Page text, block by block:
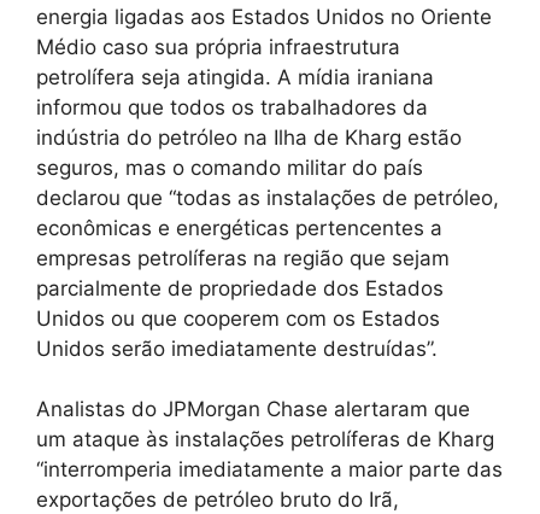
energia ligadas aos Estados Unidos no Oriente
Médio caso sua própria infraestrutura
petrolífera seja atingida. A mídia iraniana
informou que todos os trabalhadores da
indústria do petróleo na Ilha de Kharg estão
seguros, mas o comando militar do país
declarou que “todas as instalações de petróleo,
econômicas e energéticas pertencentes a
empresas petrolíferas na região que sejam
parcialmente de propriedade dos Estados
Unidos ou que cooperem com os Estados
Unidos serão imediatamente destruídas”.
Analistas do JPMorgan Chase alertaram que
um ataque às instalações petrolíferas de Kharg
“interromperia imediatamente a maior parte das
exportações de petróleo bruto do Irã,